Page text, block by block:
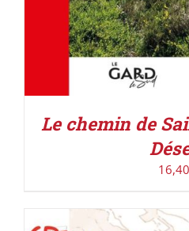
Le chemin de
16,40